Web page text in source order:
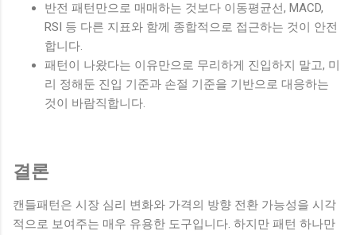
반전 패턴만으로 매매하는 것보다 이동평균선, MACD,
RSI 등 다른 지표와 함께 종합적으로 접근하는 것이 안전
합니다.
패턴이 나왔다는 이유만으로 무리하게 진입하지 말고, 미
리 정해둔 진입 기준과 손절 기준을 기반으로 대응하는
것이 바람직합니다.
결론
캔들패턴은 시장 심리 변화와 가격의 방향 전환 가능성을 시각
적으로 보여주는 매우 유용한 도구입니다. 하지만 패턴 하나만